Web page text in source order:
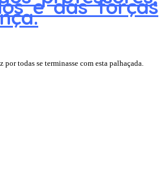
e das forças
todas se terminasse com esta palhaçada.